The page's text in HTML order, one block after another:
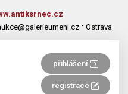
· Ostrava
přihlášení
registrace